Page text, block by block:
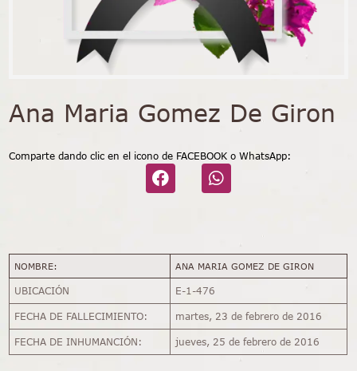
Ana Maria Gomez De Giron
Comparte dando clic en el icono de FACEBOOK o WhatsApp:
NOMBRE: ANA MARIA GOMEZ DE GIRON
UBICACIÓN E-1-476
FECHA DE FALLECIMIENTO: martes, 23 de febrero de 2016
FECHA DE INHUMANCIÓN: jueves, 25 de febrero de 2016